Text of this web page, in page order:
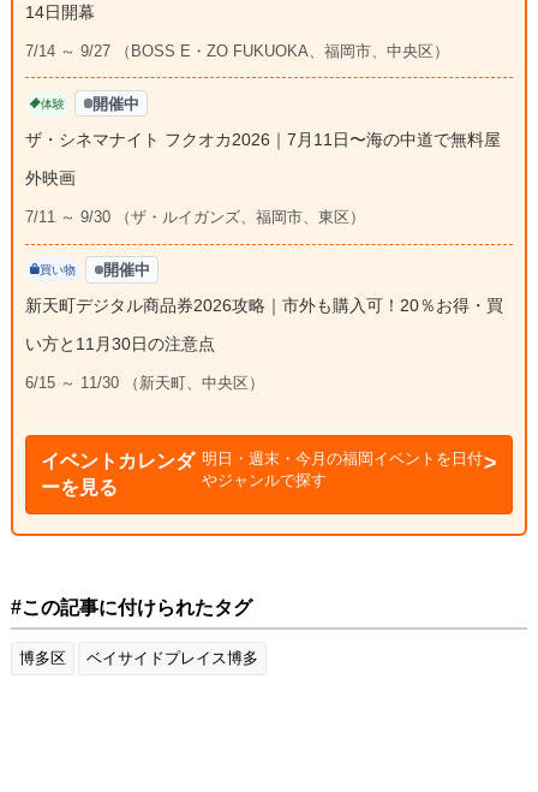
14日開幕
7/14 ～ 9/27 （BOSS E・ZO FUKUOKA、福岡市、中央区）
体験 開催中
ザ・シネマナイト フクオカ2026｜7月11日〜海の中道で無料屋
外映画
7/11 ～ 9/30 （ザ・ルイガンズ、福岡市、東区）
買い物 開催中
新天町デジタル商品券2026攻略｜市外も購入可！20％お得・買
い方と11月30日の注意点
6/15 ～ 11/30 （新天町、中央区）
イベントカレンダ
ーを見る
明日・週末・今月の福岡イベントを日付
やジャンルで探す
#この記事に付けられたタグ
博多区 ベイサイドプレイス博多